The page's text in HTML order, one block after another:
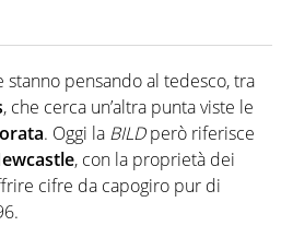
stanno pensando al tedesco, tra
, che cerca un’altra punta viste le
. Oggi la BILDperò riferisce
, con la proprietà dei
cifre da capogiro pur di